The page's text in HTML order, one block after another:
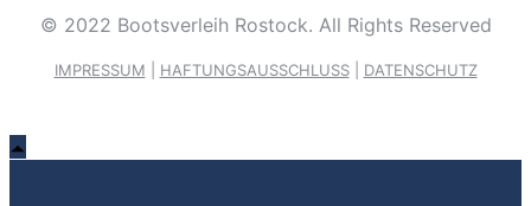
© 2022 Bootsverleih Rostock. All Rights Reserved
IMPRESSUM HAFTUNGSAUSSCHLUSS| DATENSCHUTZ